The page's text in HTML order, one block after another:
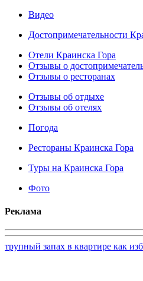
Видео
Достопримечательности
Отели Краинска Гора
Отзывы о
Отзывы о ресторанах
Отзывы об отдыхе
Отзывы об отелях
Погода
Рестораны Краинска Гора
Туры на Краинска Гора
Фото
Реклама
трупный запах в квартире как